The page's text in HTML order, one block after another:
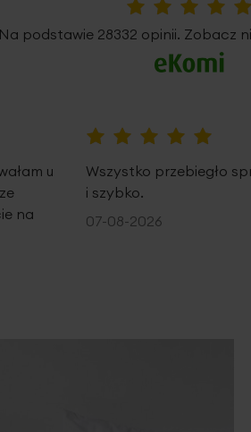
Na podstawie 28332 opinii. Zobacz
u
na
Wszystko przebiegło
i szybko.
07-08-2026